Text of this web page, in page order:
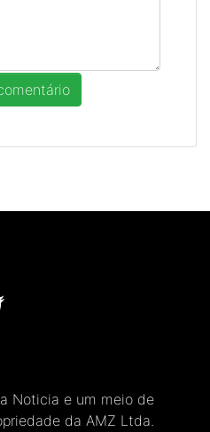
Noticia e um meio de
da AMZ Ltda.